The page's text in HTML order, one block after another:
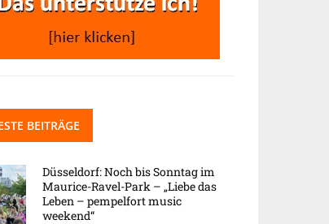
BEITRÄGE
Düsseldorf: Noch bis Sonntag im
Maurice-Ravel-Park – „Liebe das
Leben – pempelfort music
weekend“